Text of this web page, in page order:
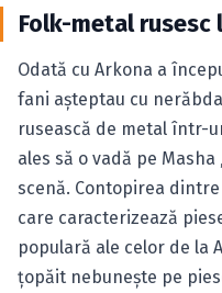
Folk-metal rusesc
Odată cu Arkona a
fani aşteptau cu
rusească de metal într-
ales să o vadă pe
scenă. Contopirea
care caracterizează
populară ale celor de la
ţopăit nebuneşte pe piese